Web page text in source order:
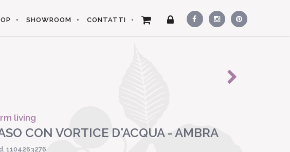
SHOWROOM CONTATTI
living
CON VORTICE D'ACQUA - AMBRA
1104263276